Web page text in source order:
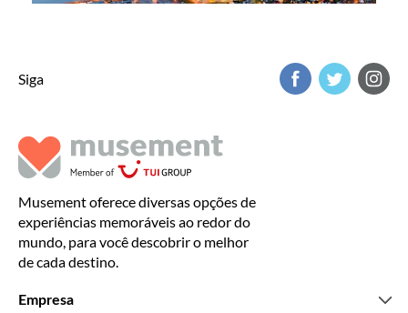
Siga
Musement oferece diversas opções de
experiências memoráveis ao redor do
mundo, para você descobrir o melhor
de cada destino.
Empresa